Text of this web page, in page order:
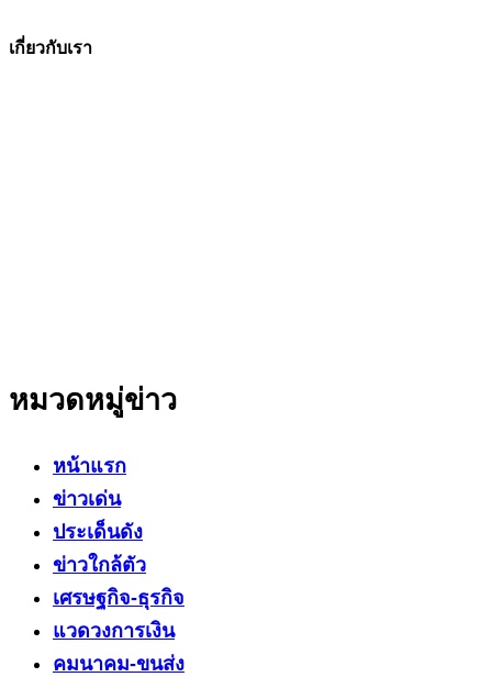
เกี่ยวกับเรา
หมวดหมู่ข่าว
หน้าแรก
ข่าวเด่น
ประเด็นดัง
ข่าวใกล้ตัว
เศรษฐกิจ-ธุรกิจ
แวดวงการเงิน
คมนาคม-ขนส่ง